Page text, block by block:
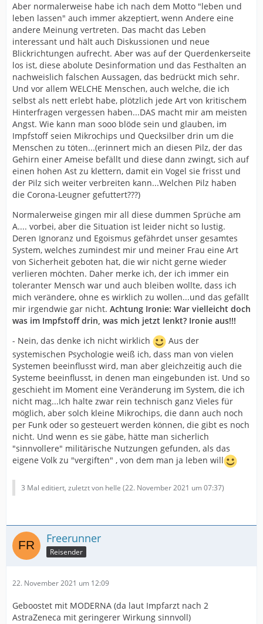
Aber normalerweise habe ich nach dem Motto "leben und
leben lassen" auch immer akzeptiert, wenn Andere eine
andere Meinung vertreten. Das macht das Leben
interessant und hält auch Diskussionen und neue
Blickrichtungen aufrecht. Aber was auf der Querdenkerseite
los ist, diese abolute Desinformation und das Festhalten an
nachweislich falschen Aussagen, das bedrückt mich sehr.
Und vor allem WELCHE Menschen, auch welche, die ich
selbst als nett erlebt habe, plötzlich jede Art von kritischem
Hinterfragen vergessen haben...DAS macht mir am meisten
Angst. Wie kann man sooo blöde sein und glauben, im
Impfstoff seien Mikrochips und Quecksilber drin um die
Menschen zu töten...(erinnert mich an diesen Pilz, der das
Gehirn einer Ameise befällt und diese dann zwingt, sich auf
einen hohen Ast zu klettern, damit ein Vogel sie frisst und
der Pilz sich weiter verbreiten kann...Welchen Pilz haben
die Corona-Leugner gefuttert???)
Normalerweise gingen mir all diese dummen Sprüche am
A.... vorbei, aber die Situation ist leider nicht so lustig.
Deren Ignoranz und Egoismus gefährdet unser gesamtes
System, welches zumindest mir und meiner Frau eine Art
von Sicherheit geboten hat, die wir nicht gerne wieder
verlieren möchten. Daher merke ich, der ich immer ein
toleranter Mensch war und auch bleiben wollte, dass ich
mich verändere, ohne es wirklich zu wollen...und das gefällt
mir irgendwie gar nicht. Achtung Ironie: War vielleicht doch
was im Impfstoff drin, was mich jetzt lenkt? Ironie aus!!!
- Nein, das denke ich nicht wirklich
Aus der
systemischen Psychologie weiß ich, dass man von vielen
Systemen beeinflusst wird, man aber gleichzeitig auch die
Systeme beeinflusst, in denen man eingebunden ist. Und so
geschieht im Moment eine Veränderung im System, die ich
nicht mag...Ich halte zwar rein technisch ganz Vieles für
möglich, aber solch kleine Mikrochips, die dann auch noch
per Funk oder so gesteuert werden können, die gibt es noch
nicht. Und wenn es sie gäbe, hätte man sicherlich
"sinnvollere" militärische Nutzungen gefunden, als das
eigene Volk zu "vergiften" , von dem man ja leben will
3 Mal editiert, zuletzt von helle (22. November 2021 um 07:37)
Freerunner
Reisender
22. November 2021 um 12:09
Geboostet mit MODERNA (da laut Impfarzt nach 2
AstraZeneca mit geringerer Wirkung sinnvoll)